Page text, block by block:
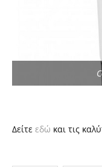
Δείτε εδώ και τις